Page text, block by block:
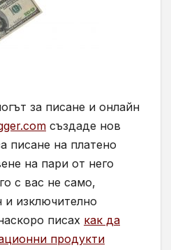
за писане и онлайн
създаде нов
писане на платено
на пари от него
с вас не само,
и изключително
писах как да
продукти